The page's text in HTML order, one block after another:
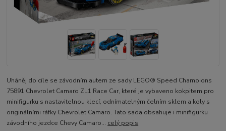
Uháněj do cíle se závodním autem ze sady LEGO® Speed Champions
75891 Chevrolet Camaro ZL1 Race Car, které je vybaveno kokpitem pro
minifigurku s nastavitelnou klecí, odnímatelným čelním sklem a koly s
originálními ráfky Chevrolet Camaro. Tato sada obsahuje i minifigurku
závodního jezdce Chevy Camaro... celý popis